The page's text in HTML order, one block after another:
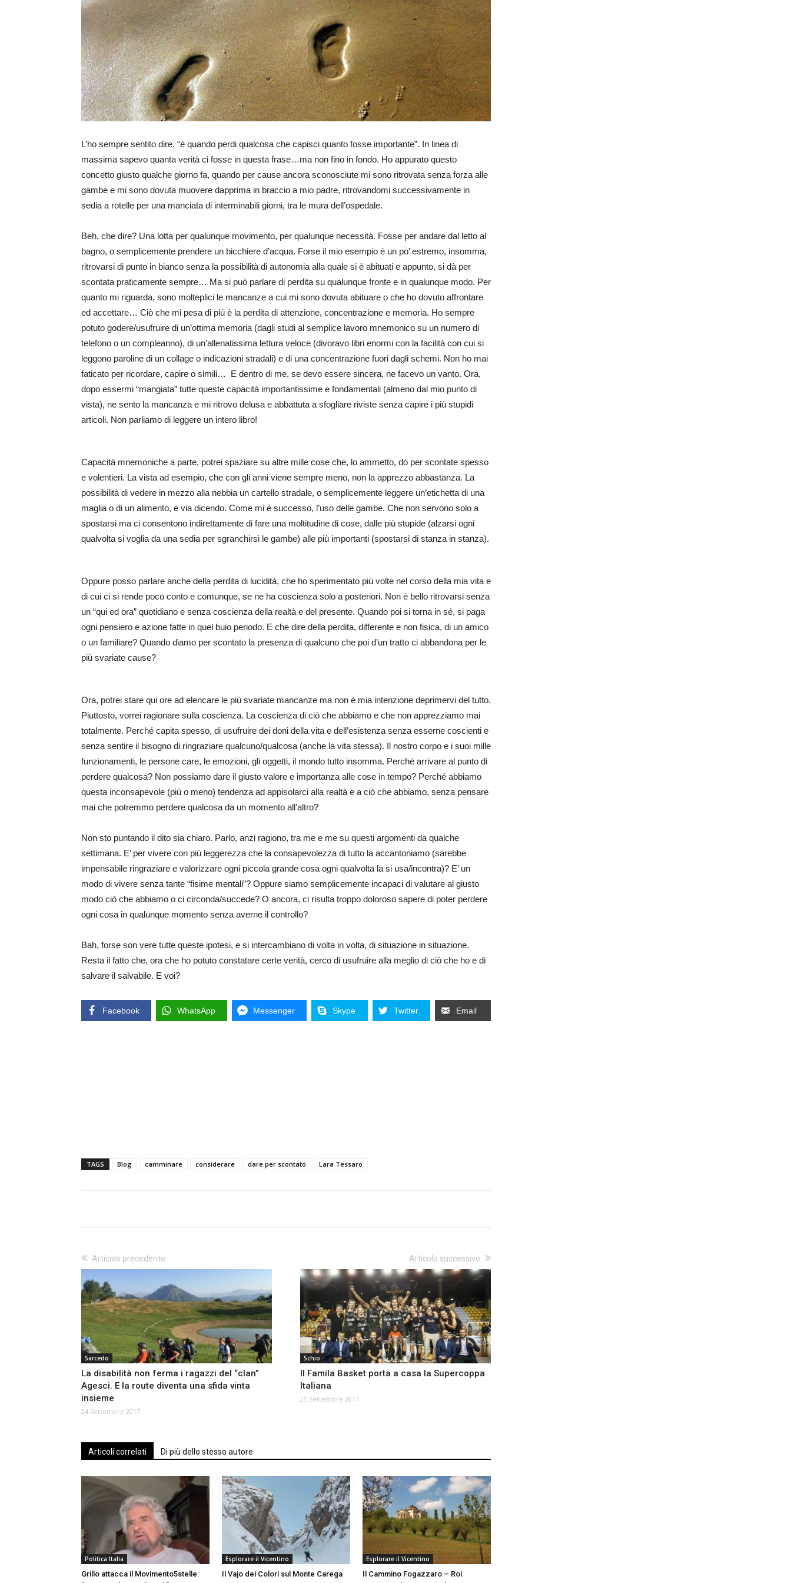
L’ho sempre sentito dire, “è quando perdi qualcosa che capisci quanto fosse importante”. In linea di
massima sapevo quanta verità ci fosse in questa frase…ma non fino in fondo. Ho appurato questo
concetto giusto qualche giorno fa, quando per cause ancora sconosciute mi sono ritrovata senza forza alle
gambe e mi sono dovuta muovere dapprima in braccio a mio padre, ritrovandomi successivamente in
sedia a rotelle per una manciata di interminabili giorni, tra le mura dell’ospedale.
Beh, che dire? Una lotta per qualunque movimento, per qualunque necessità. Fosse per andare dal letto al
bagno, o semplicemente prendere un bicchiere d’acqua. Forse il mio esempio è un po’ estremo, insomma,
ritrovarsi di punto in bianco senza la possibilità di autonomia alla quale si è abituati e appunto, si dà per
scontata praticamente sempre… Ma si può parlare di perdita su qualunque fronte e in qualunque modo. Per
quanto mi riguarda, sono molteplici le mancanze a cui mi sono dovuta abituare o che ho dovuto affrontare
ed accettare… Ciò che mi pesa di più è la perdita di attenzione, concentrazione e memoria. Ho sempre
potuto godere/usufruire di un’ottima memoria (dagli studi al semplice lavoro mnemonico su un numero di
telefono o un compleanno), di un’allenatissima lettura veloce (divoravo libri enormi con la facilità con cui si
leggono paroline di un collage o indicazioni stradali) e di una concentrazione fuori dagli schemi. Non ho mai
faticato per ricordare, capire o simili… E dentro di me, se devo essere sincera, ne facevo un vanto. Ora,
dopo essermi “mangiata” tutte queste capacità importantissime e fondamentali (almeno dal mio punto di
vista), ne sento la mancanza e mi ritrovo delusa e abbattuta a sfogliare riviste senza capire i più stupidi
articoli. Non parliamo di leggere un intero libro!
Capacità mnemoniche a parte, potrei spaziare su altre mille cose che, lo ammetto, dò per scontate spesso
e volentieri. La vista ad esempio, che con gli anni viene sempre meno, non la apprezzo abbastanza. La
possibilità di vedere in mezzo alla nebbia un cartello stradale, o semplicemente leggere un’etichetta di una
maglia o di un alimento, e via dicendo. Come mi è successo, l’uso delle gambe. Che non servono solo a
spostarsi ma ci consentono indirettamente di fare una moltitudine di cose, dalle più stupide (alzarsi ogni
qualvolta si voglia da una sedia per sgranchirsi le gambe) alle più importanti (spostarsi di stanza in stanza).
Oppure posso parlare anche della perdita di lucidità, che ho sperimentato più volte nel corso della mia vita e
di cui ci si rende poco conto e comunque, se ne ha coscienza solo a posteriori. Non è bello ritrovarsi senza
un “qui ed ora” quotidiano e senza coscienza della realtà e del presente. Quando poi si torna in sé, si paga
ogni pensiero e azione fatte in quel buio periodo. E che dire della perdita, differente e non fisica, di un amico
o un familiare? Quando diamo per scontato la presenza di qualcuno che poi d’un tratto ci abbandona per le
più svariate cause?
Ora, potrei stare qui ore ad elencare le più svariate mancanze ma non è mia intenzione deprimervi del tutto.
Piuttosto, vorrei ragionare sulla coscienza. La coscienza di ciò che abbiamo e che non apprezziamo mai
totalmente. Perché capita spesso, di usufruire dei doni della vita e dell’esistenza senza esserne coscienti e
senza sentire il bisogno di ringraziare qualcuno/qualcosa (anche la vita stessa). Il nostro corpo e i suoi mille
funzionamenti, le persone care, le emozioni, gli oggetti, il mondo tutto insomma. Perché arrivare al punto di
perdere qualcosa? Non possiamo dare il giusto valore e importanza alle cose in tempo? Perché abbiamo
questa inconsapevole (più o meno) tendenza ad appisolarci alla realtà e a ciò che abbiamo, senza pensare
mai che potremmo perdere qualcosa da un momento all’altro?
Non sto puntando il dito sia chiaro. Parlo, anzi ragiono, tra me e me su questi argomenti da qualche
settimana. E’ per vivere con più leggerezza che la consapevolezza di tutto la accantoniamo (sarebbe
impensabile ringraziare e valorizzare ogni piccola grande cosa ogni qualvolta la si usa/incontra)? E’ un
modo di vivere senza tante “fisime mentali”? Oppure siamo semplicemente incapaci di valutare al giusto
modo ciò che abbiamo o ci circonda/succede? O ancora, ci risulta troppo doloroso sapere di poter perdere
ogni cosa in qualunque momento senza averne il controllo?
Bah, forse son vere tutte queste ipotesi, e si intercambiano di volta in volta, di situazione in situazione.
Resta il fatto che, ora che ho potuto constatare certe verità, cerco di usufruire alla meglio di ciò che ho e di
salvare il salvabile. E voi?
Facebook WhatsApp Messenger Skype Twitter Email
TAGS Blog camminare considerare dare per scontato Lara Tessaro
Articolo precedente
Sarcedo
La disabilità non ferma i ragazzi del “clan”
Agesci. E la route diventa una sfida vinta
insieme
24 Settembre 2017
Articolo successivo
Schio
Il Famila Basket porta a casa la Supercoppa
Italiana
25 Settembre 2017
Articoli correlati Di più dello stesso autore
Politica Italia
Grillo attacca il Movimento5stelle:
Esplorare il Vicentino
Il Vajo dei Colori sul Monte Carega
Esplorare il Vicentino
Il Cammino Fogazzaro – Roi